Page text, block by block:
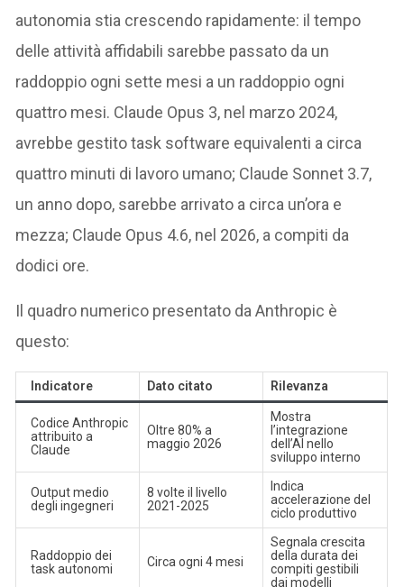
autonomia stia crescendo rapidamente: il tempo
delle attività affidabili sarebbe passato da un
raddoppio ogni sette mesi a un raddoppio ogni
quattro mesi. Claude Opus 3, nel marzo 2024,
avrebbe gestito task software equivalenti a circa
quattro minuti di lavoro umano; Claude Sonnet 3.7,
un anno dopo, sarebbe arrivato a circa un’ora e
mezza; Claude Opus 4.6, nel 2026, a compiti da
dodici ore.
Il quadro numerico presentato da Anthropic è
questo:
Indicatore Dato citato Rilevanza
Codice Anthropic
attribuito a
Claude
Oltre 80% a
maggio 2026
Mostra
l’integrazione
dell’AI nello
sviluppo interno
Output medio
degli ingegneri
8 volte il livello
2021-2025
Indica
accelerazione del
ciclo produttivo
Raddoppio dei
task autonomi
Circa ogni 4 mesi
Segnala crescita
della durata dei
compiti gestibili
dai modelli